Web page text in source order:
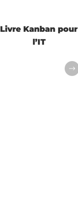
Livre Kanban pour
l’IT